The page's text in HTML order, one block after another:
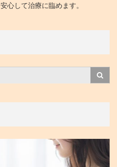
心して治療に臨めます。